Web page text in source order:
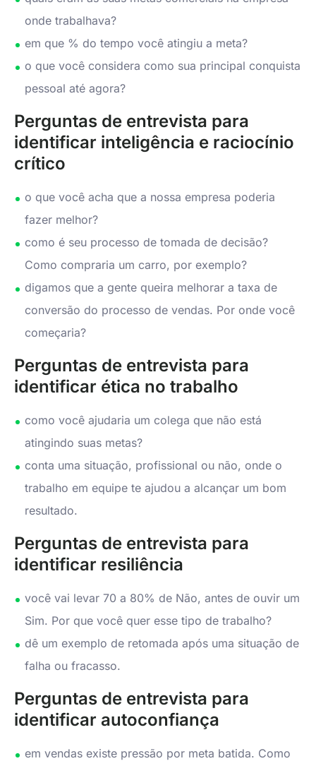
onde trabalhava?
em que % do tempo você atingiu a meta?
o que você considera como sua principal conquista
pessoal até agora?
Perguntas de entrevista para
identificar inteligência e raciocínio
crítico
o que você acha que a nossa empresa poderia
fazer melhor?
como é seu processo de tomada de decisão?
Como compraria um carro, por exemplo?
digamos que a gente queira melhorar a taxa de
conversão do processo de vendas. Por onde você
começaria?
Perguntas de entrevista para
identificar ética no trabalho
como você ajudaria um colega que não está
atingindo suas metas?
conta uma situação, profissional ou não, onde o
trabalho em equipe te ajudou a alcançar um bom
resultado.
Perguntas de entrevista para
identificar resiliência
você vai levar 70 a 80% de Não, antes de ouvir um
Sim. Por que você quer esse tipo de trabalho?
dê um exemplo de retomada após uma situação de
falha ou fracasso.
Perguntas de entrevista para
identificar autoconfiança
em vendas existe pressão por meta batida. Como